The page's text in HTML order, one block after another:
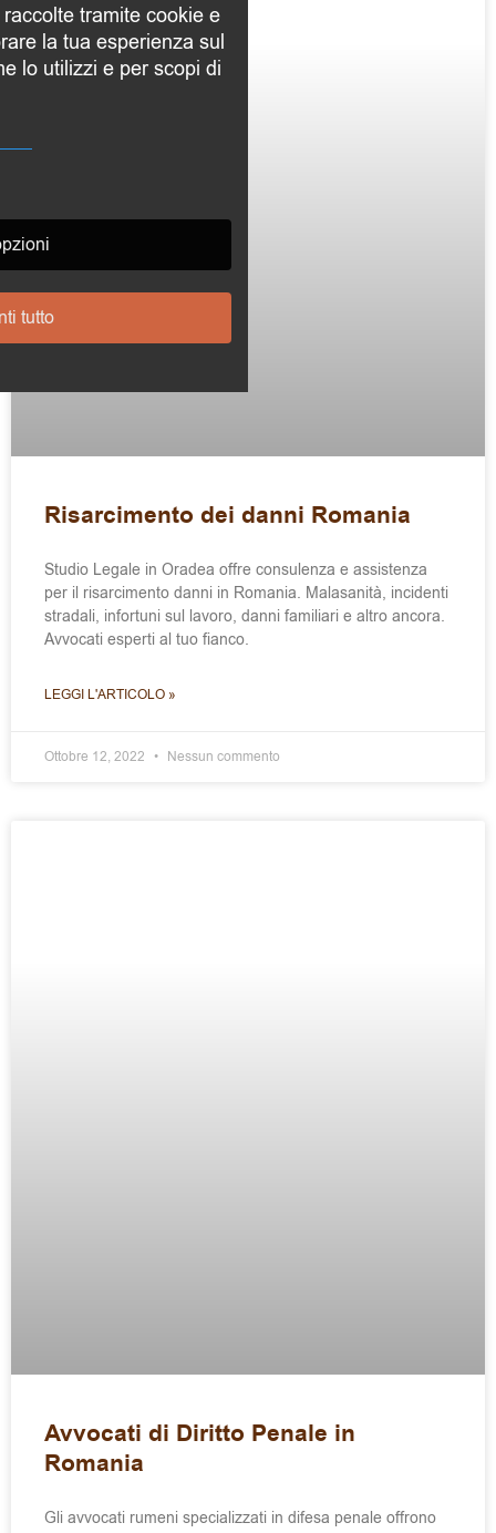
Risarcimento dei danni Romania
Studio Legale in Oradea offre consulenza e assistenza
per il risarcimento danni in Romania. Malasanità, incidenti
stradali, infortuni sul lavoro, danni familiari e altro ancora.
Avvocati esperti al tuo fianco.
LEGGI L'ARTICOLO »
Ottobre 12, 2022 Nessun commento
Avvocati di Diritto Penale in
Romania
Gli avvocati rumeni specializzati in difesa penale offrono
tramite cookie e
la tua esperienza sul
lo utilizzi e per scopi di
tutto